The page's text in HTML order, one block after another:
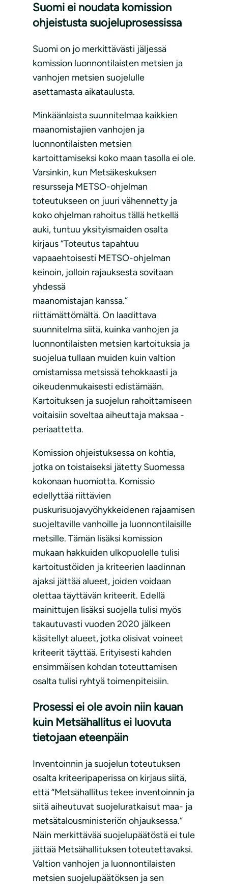
Suomi ei noudata komission
ohjeistusta suojeluprosessissa
Suomi on jo merkittävästi jäljessä
komission luonnontilaisten metsien ja
vanhojen metsien suojelulle
asettamasta aikataulusta.
Minkäänlaista suunnitelmaa kaikkien
maanomistajien vanhojen ja
luonnontilaisten metsien
kartoittamiseksi koko maan tasolla ei ole.
Varsinkin, kun Metsäkeskuksen
resursseja METSO-ohjelman
toteutukseen on juuri vähennetty ja
koko ohjelman rahoitus tällä hetkellä
auki, tuntuu yksityismaiden osalta
kirjaus “Toteutus tapahtuu
vapaaehtoisesti METSO-ohjelman
keinoin, jolloin rajauksesta sovitaan
yhdessä
maanomistajan kanssa.”
riittämättömältä. On laadittava
suunnitelma siitä, kuinka vanhojen ja
luonnontilaisten metsien kartoituksia ja
suojelua tullaan muiden kuin valtion
omistamissa metsissä tehokkaasti ja
oikeudenmukaisesti edistämään.
Kartoituksen ja suojelun rahoittamiseen
voitaisiin soveltaa aiheuttaja maksaa -
periaattetta.
Komission ohjeistuksessa on kohtia,
jotka on toistaiseksi jätetty Suomessa
kokonaan huomiotta. Komissio
edellyttää riittävien
puskurisuojavyöhykkeidenen rajaamisen
suojeltaville vanhoille ja luonnontilaisille
metsille. Tämän lisäksi komission
mukaan hakkuiden ulkopuolelle tulisi
kartoitustöiden ja kriteerien laadinnan
ajaksi jättää alueet, joiden voidaan
olettaa täyttävän kriteerit. Edellä
mainittujen lisäksi suojella tulisi myös
takautuvasti vuoden 2020 jälkeen
käsitellyt alueet, jotka olisivat voineet
kriteerit täyttää. Erityisesti kahden
ensimmäisen kohdan toteuttamisen
osalta tulisi ryhtyä toimenpiteisiin.
Prosessi ei ole avoin niin kauan
kuin Metsähallitus ei luovuta
tietojaan eteenpäin
Inventoinnin ja suojelun toteutuksen
osalta kriteeripaperissa on kirjaus siitä,
että “Metsähallitus tekee inventoinnin ja
siitä aiheutuvat suojeluratkaisut maa- ja
metsätalousministeriön ohjauksessa.“
Näin merkittävää suojelupäätöstä ei tule
jättää Metsähallituksen toteutettavaksi.
Valtion vanhojen ja luonnontilaisten
metsien suojelupäätöksen ja sen